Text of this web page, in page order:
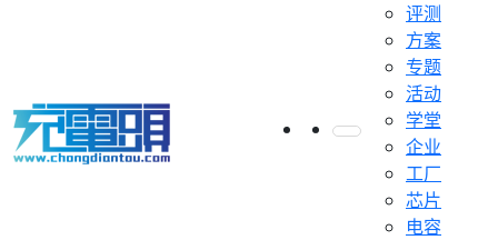
评测
方案
专题
活动
学堂
企业
工厂
芯片
电容